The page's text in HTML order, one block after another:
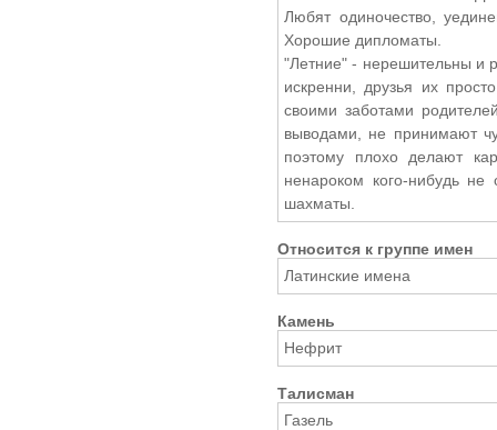
Любят одиночество,
Хорошие дипломаты.
"Летние" - нерешительны и
искренни, друзья их
своими заботами
выводами, не принимают
поэтому плохо делают
ненароком кого-нибудь
шахматы.
Относится к группе имен
Латинские имена
Камень
Нефрит
Талисман
Газель